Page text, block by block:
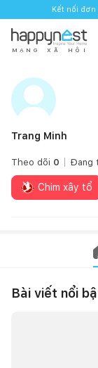
Kết nối
M Ạ N G X Ã H Ộ I
Trang Minh
Theo dõi 0 Đang
Chim xây tổ
Bài viết nổi